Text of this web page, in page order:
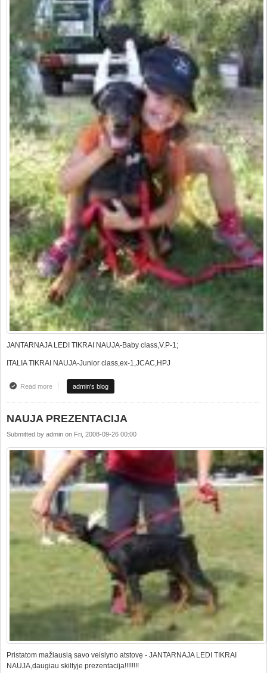
JANTARNAJA LEDI TIKRAI NAUJA-Baby class,V.P-1;
ITALIA TIKRAI NAUJA-Junior class,ex-1,JCAC,HPJ
Read moreabout Tikrai Nauja kennel at HDK Europa Clubshow 2008
admin's blog
NAUJA PREZENTACIJA
Submitted by admin on Fri, 2008-09-26 00:00
Pristatom mažiausią savo veislyno atstovę - JANTARNAJA LEDI TIKRAI
NAUJA,daugiau skiltyje prezentacija!!!!!!!!